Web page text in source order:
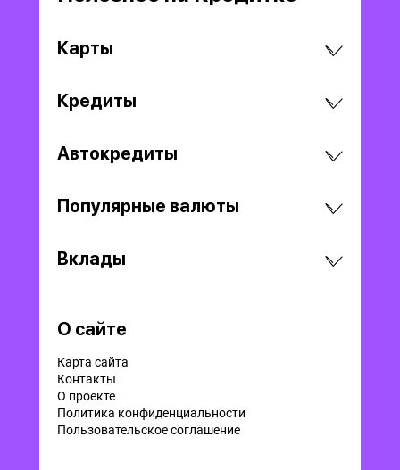
Карты
Кредиты
Автокредиты
Популярные валюты
Вклады
О сайте
Карта сайта
Контакты
О проекте
Политика конфиденциальности
Пользовательское соглашение